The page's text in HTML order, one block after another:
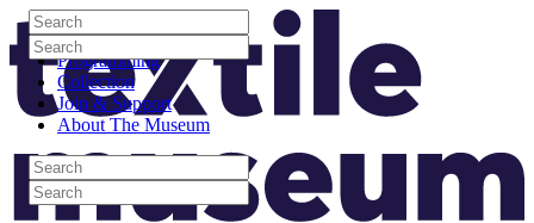
Skip to content
Visit
Programming
Collection
Join & Support
About The Museum
Search
Search
Search
Search
Search
Search
Search
Search
Site Logo